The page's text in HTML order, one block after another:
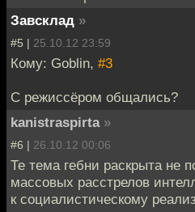
Завсклад »
#5 | 25.10.12 23:59
Кому: Goblin, #3
С режиссёром общались?
kanistraspirta »
#6 | 26.10.12 00:06
Те тема гебни раскрыта не
массовых расстрелов
к социалистическому